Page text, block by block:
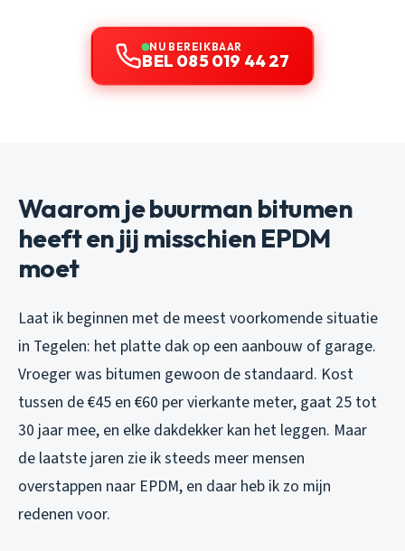
NU BEREIKBAAR
BEL 085 019 44 27
Waarom je buurman bitumen
heeft en jij misschien EPDM
moet
Laat ik beginnen met de meest voorkomende situatie
in Tegelen: het platte dak op een aanbouw of garage.
Vroeger was bitumen gewoon de standaard. Kost
tussen de €45 en €60 per vierkante meter, gaat 25 tot
30 jaar mee, en elke dakdekker kan het leggen. Maar
de laatste jaren zie ik steeds meer mensen
overstappen naar EPDM, en daar heb ik zo mijn
redenen voor.